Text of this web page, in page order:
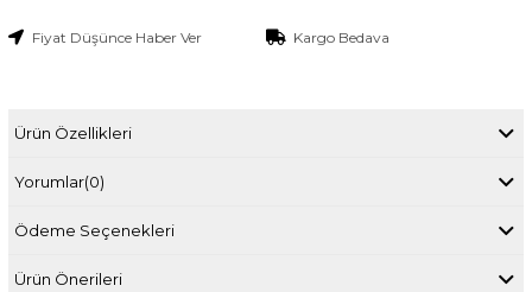
Fiyat Düşünce Haber Ver Kargo Bedava
Ürün Özellikleri
Yorumlar(0)
Ödeme Seçenekleri
Ürün Önerileri